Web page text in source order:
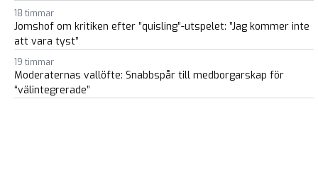
18 timmar
Jomshof om kritiken efter ”quisling”-utspelet: ”Jag kommer inte
att vara tyst”
19 timmar
Moderaternas vallöfte: Snabbspår till medborgarskap för
“välintegrerade”